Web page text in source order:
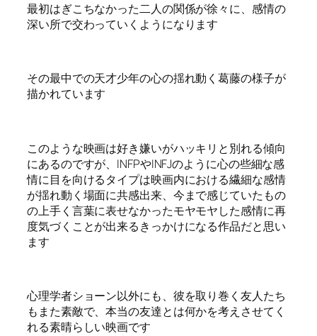
最初はぎこちなかった二人の関係が徐々に、感情の
深い所で交わっていくようになります
その最中での天才少年の心の揺れ動く葛藤の様子が
描かれています
このような映画は好き嫌いがハッキリと別れる傾向
にあるのですが、INFPやINFJのように心の些細な感
情に目を向けるタイプは映画内における繊細な感情
が揺れ動く場面に共感出来、今まで感じていたもの
の上手く言葉に表せなかったモヤモヤした感情に再
度気づくことが出来るきっかけになる作品だと思い
ます
心理学者ショーン以外にも、彼を取り巻く友人たち
もまた素敵で、本当の友達とは何かを考えさせてく
れる素晴らしい映画です